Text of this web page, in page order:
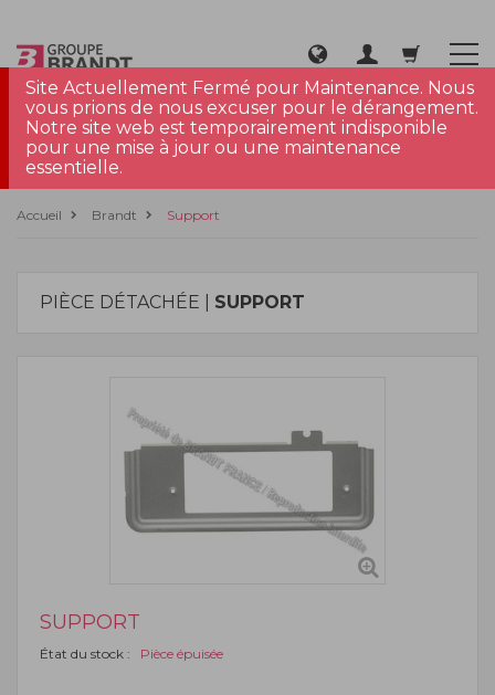
Site Actuellement Fermé pour Maintenance. Nous
vous prions de nous excuser pour le dérangement.
Notre site web est temporairement indisponible
pour une mise à jour ou une maintenance
essentielle.
Accueil Brandt Support
PIÈCE DÉTACHÉE | SUPPORT
SUPPORT
État du stock : Pièce épuisée